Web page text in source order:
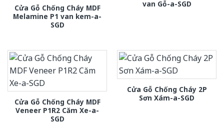
Cửa Gỗ Chống Cháy MDF
Melamine P1 van kem-a-
SGD
van Gỗ-a-SGD
Cửa Gỗ Chống Cháy MDF
Veneer P1R2 Căm Xe-a-
SGD
Cửa Gỗ Chống Cháy 2P
Sơn Xám-a-SGD